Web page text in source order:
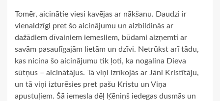
Tomēr, aicinātie viesi kavējas ar nākšanu. Daudzi ir
vienaldzīgi pret šo aicinājumu un aizbildinās ar
dažādiem dīvainiem iemesliem, būdami aizņemti ar
savām pasaulīgajām lietām un dzīvi. Netrūkst arī tādu,
kas nicina šo aicinājumu tik ļoti, ka nogalina Dieva
sūtņus – aicinātājus. Tā viņi izrīkojās ar Jāni Kristītāju,
un tā viņi izturēsies pret pašu Kristu un Viņa
apustuļiem. Šā iemesla dēļ Ķēniņš iedegas dusmās un